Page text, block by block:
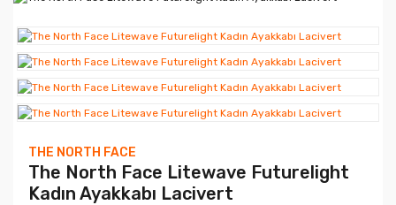
THE NORTH FACE
The North Face Litewave Futurelight
Kadın Ayakkabı Lacivert